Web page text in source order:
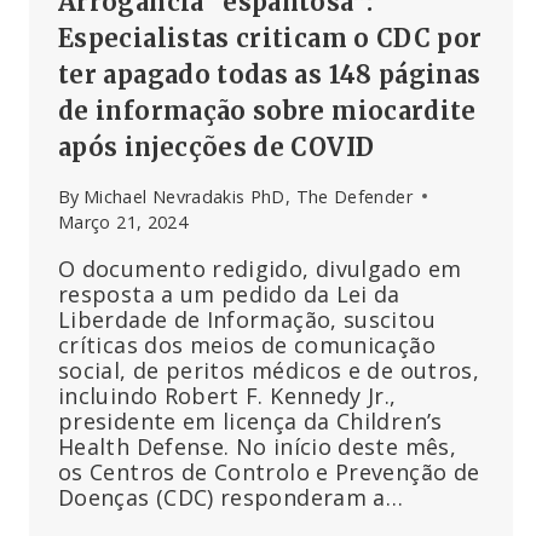
Especialistas criticam o CDC por
ter apagado todas as 148 páginas
de informação sobre miocardite
após injecções de COVID
By Michael Nevradakis PhD, The Defender
Março 21, 2024
O documento redigido, divulgado em
resposta a um pedido da Lei da
Liberdade de Informação, suscitou
críticas dos meios de comunicação
social, de peritos médicos e de outros,
incluindo Robert F. Kennedy Jr.,
presidente em licença da Children’s
Health Defense. No início deste mês,
os Centros de Controlo e Prevenção de
Doenças (CDC) responderam a…